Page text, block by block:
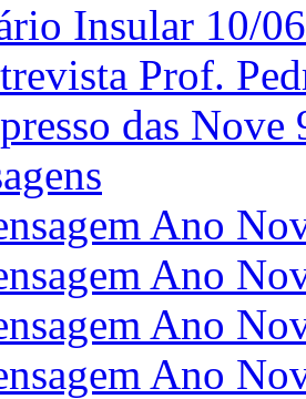
Insular 10/
Prof.
das Nove
Ano
Ano
Ano
Ano